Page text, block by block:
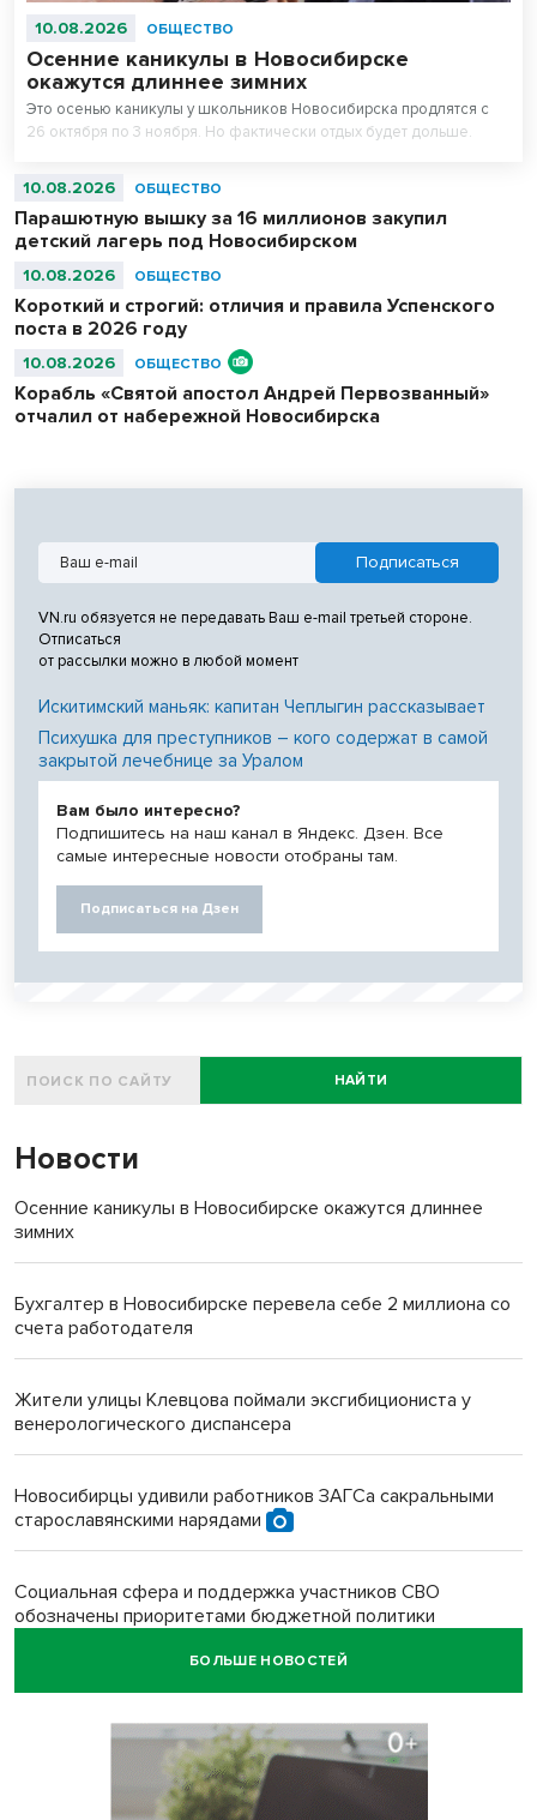
10.08.2026 ОБЩЕСТВО
Осенние каникулы в Новосибирске
окажутся длиннее зимних
Это осенью каникулы у школьников Новосибирска продлятся с
26 октября по 3 ноября. Но фактически отдых будет дольше.
10.08.2026 ОБЩЕСТВО
Парашютную вышку за 16 миллионов закупил
детский лагерь под Новосибирском
10.08.2026 ОБЩЕСТВО
Короткий и строгий: отличия и правила Успенского
поста в 2026 году
10.08.2026 ОБЩЕСТВО
Корабль «Святой апостол Андрей Первозванный»
отчалил от набережной Новосибирска
VN.ru обязуется не передавать Ваш e-mail третьей стороне.
Отписаться
от рассылки можно в любой момент
Искитимский маньяк: капитан Чеплыгин рассказывает
Психушка для преступников – кого содержат в самой
закрытой лечебнице за Уралом
Вам было интересно?
Подпишитесь на наш канал в Яндекс. Дзен. Все
самые интересные новости отобраны там.
Подписаться на Дзен
НАЙТИ
Новости
Осенние каникулы в Новосибирске окажутся длиннее
зимних
Бухгалтер в Новосибирске перевела себе 2 миллиона со
счета работодателя
Жители улицы Клевцова поймали эксгибициониста у
венерологического диспансера
Новосибирцы удивили работников ЗАГСа сакральными
старославянскими нарядами
Социальная сфера и поддержка участников СВО
обозначены приоритетами бюджетной политики
БОЛЬШЕ НОВОСТЕЙ